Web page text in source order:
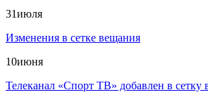
31июля
Изменения в сетке вещания
10июня
Телеканал «Спорт ТВ» добавлен в сетку